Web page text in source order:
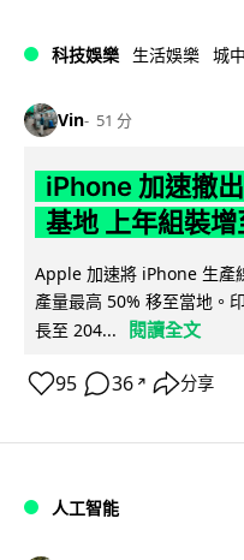
科技娛樂 生活娛樂 城
Vin 51 分
iPhone 加速撤
基地 上年組裝
Apple 加速將 iPhone 生產
產量最高 50% 移至當地。
長至 204...
閱讀全文
95 36 ↗ 分享
人工智能